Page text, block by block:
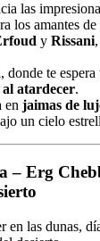
las
los amantes
y Rissani
, donde te
al atardecer.
en jaimas de
un cielo
– Erg
en las dunas,